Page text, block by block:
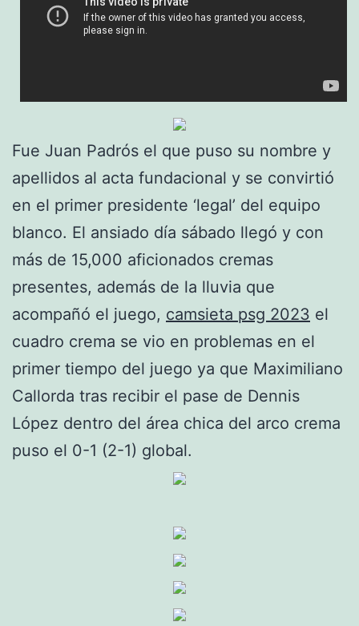
Fue Juan Padrós el que puso su nombre y
apellidos al acta fundacional y se convirtió
en el primer presidente ‘legal’ del equipo
blanco. El ansiado día sábado llegó y con
más de 15,000 aficionados cremas
presentes, además de la lluvia que
acompañó el juego, camsieta psg 2023 el
cuadro crema se vio en problemas en el
primer tiempo del juego ya que Maximiliano
Callorda tras recibir el pase de Dennis
López dentro del área chica del arco crema
puso el 0-1 (2-1) global.